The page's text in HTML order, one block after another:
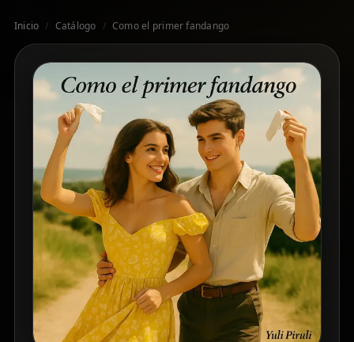
Inicio / Catálogo / Como el primer fandango